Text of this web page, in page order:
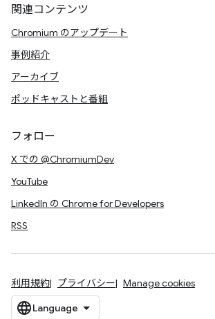
関連コンテンツ
Chromium のアップデート
事例紹介
アーカイブ
ポッドキャストと番組
フォロー
X での @ChromiumDev
YouTube
LinkedIn の Chrome for Developers
RSS
利用規約 プライバシー Manage cookies